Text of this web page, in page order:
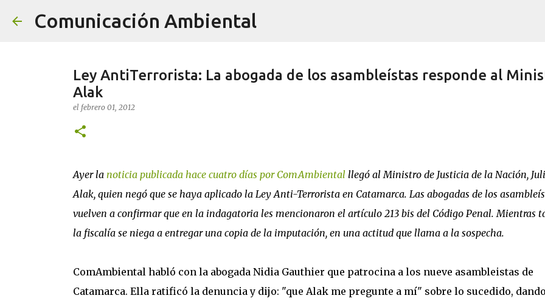
Comunicación Ambiental
Ley AntiTerrorista: La abogada de los asambleístas responde al
Alak
el febrero 01, 2012
Ayer la noticia publicada hace cuatro días por ComAmbientalllegó al Ministro de Justicia de la Nación,
Alak, quien negó que se haya aplicado la Ley Anti-Terrorista en Catamarca. Las abogadas de los
vuelven a confirmar que en la indagatoria les mencionaron el artículo 213 bis del Código Penal. Mientras
la fiscalía se niega a entregar una copia de la imputación, en una actitud que llama a la sospecha.
ComAmbiental habló con la abogada Nidia Gauthier que patrocina a los nueve asambleistas de
Catamarca. Ella ratificó la denuncia y dijo: "que Alak me pregunte a mí" sobre lo sucedido,